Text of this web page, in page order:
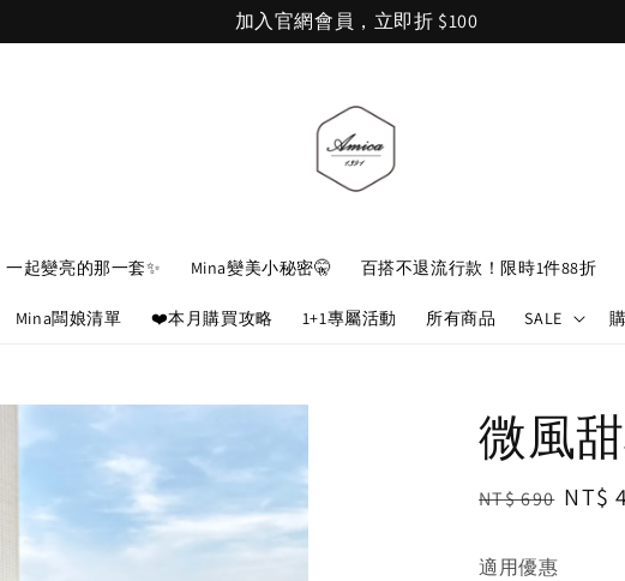
加入官網會員，立即折 $100
起變亮的那一套✨ Mina變美小秘密🤫 百搭不退流行款！限時1件88折
Mina闆娘清單 ❤️本月購買攻略 1+1專屬活動 所有商品 SALE
微風
Regular
NT$ 690 Sale
NT$
適用優惠